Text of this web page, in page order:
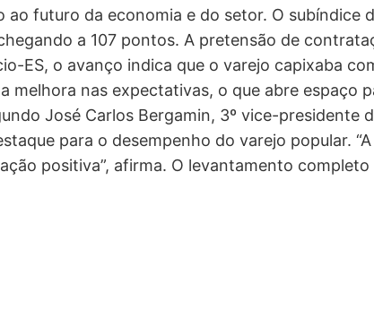
futuro da economia e do setor. O subíndice
a 107 pontos. A pretensão de
ES, o avanço indica que o varejo capixaba
melhora nas expectativas, o que abre espaço
José Carlos Bergamin, 3º vice-presidente
para o desempenho do varejo popular.
positiva”, afirma. O levantamento